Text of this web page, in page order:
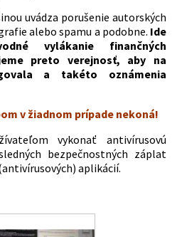
uvádza porušenie autorských
alebo spamu a podobne. Ide
vylákanie finančných
preto verejnosť, aby na
a takéto oznámenia
v žiadnom prípade nekoná!
vykonať antivírusovú
bezpečnostných záplat
aplikácií.